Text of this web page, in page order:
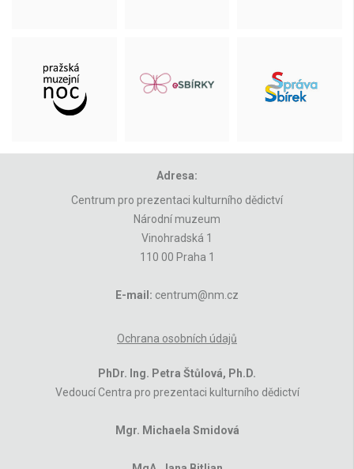
Adresa:
Centrum pro prezentaci kulturního dědictví
Národní muzeum
Vinohradská 1
110 00 Praha 1
E-mail: centrum@nm.cz
Ochrana osobních údajů
PhDr. Ing. Petra Štůlová, Ph.D.
Vedoucí Centra pro prezentaci kulturního dědictví
Mgr. Michaela Smidová